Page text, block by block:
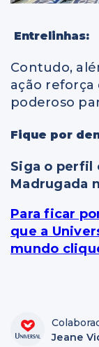
Entrelinhas:
Contudo,
ação
poderoso
Fique por
Siga o perfil
Madrugada
Para ficar
que a
mundo
Jeane